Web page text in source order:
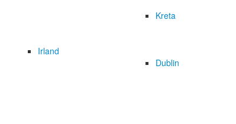
Kreta
Irland
Dublin